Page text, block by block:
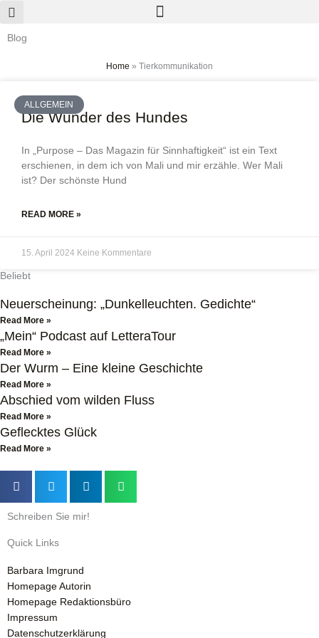
Zum
Inhalt
springen
Blog
Home » Tierkommunikation
ALLGEMEIN
Die Wunder des Hundes
In „Purpose – Das Magazin für Sinnhaftigkeit“ ist ein Text
erschienen, in dem ich von Mali und mir erzähle. Wer Mali
ist? Der schönste Hund
READ MORE »
15. April 2024 Keine Kommentare
Beliebt
Neuerscheinung: „Dunkelleuchten. Gedichte“
Read More »
„Mein“ Podcast auf LetteraTour
Read More »
Der Wurm – Eine kleine Geschichte
Read More »
Abschied vom wilden Fluss
Read More »
Geflecktes Glück
Read More »
Schreiben Sie mir!
Quick Links
Barbara Imgrund
Homepage Autorin
Homepage Redaktionsbüro
Impressum
Datenschutzerklärung